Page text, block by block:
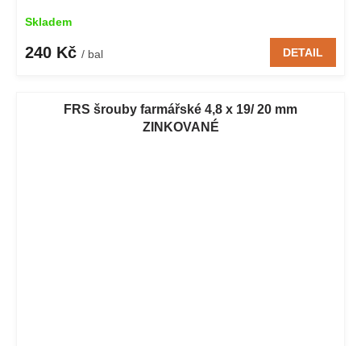
Skladem
240 Kč / bal DETAIL
FRS šrouby farmářské 4,8 x 19/ 20 mm
ZINKOVANÉ